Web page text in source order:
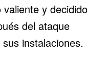
y decidido
del ataque
instalaciones.